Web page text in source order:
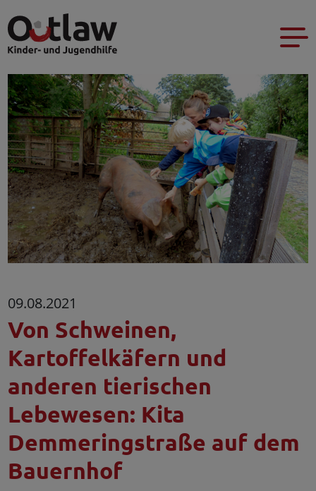
09.08.2021
Von Schweinen,
Kartoffelkäfern und
anderen tierischen
Lebewesen: Kita
Demmeringstraße auf dem
Bauernhof